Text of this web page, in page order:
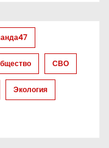
СВО
Экология